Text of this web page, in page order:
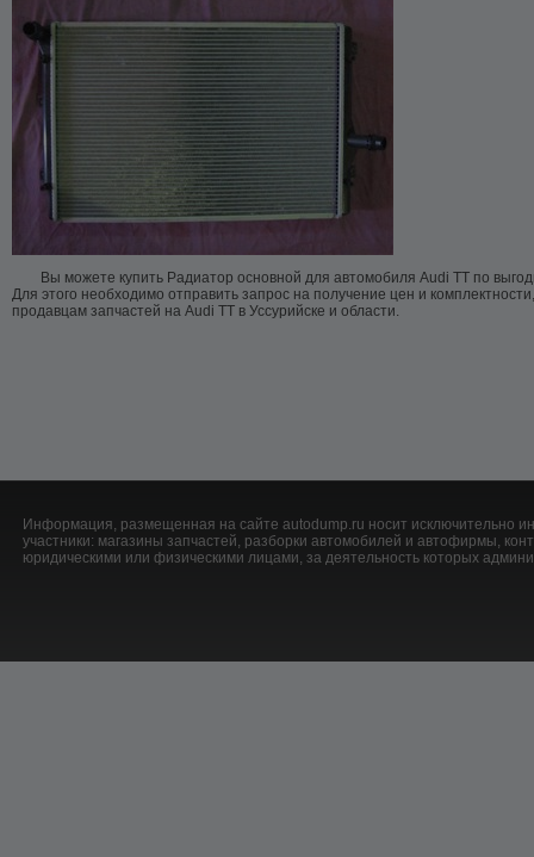
Вы можете купить Радиатор основной для автомобиля Audi TT по
Для этого необходимо отправить запрос на получение цен и
продавцам запчастей на Audi TT в Уссурийске и области.
Информация, размещенная на сайте autodump.ru носит исключительно
участники: магазины запчастей, разборки автомобилей и автофирмы,
юридическими или физическими лицами, за деятельность которых